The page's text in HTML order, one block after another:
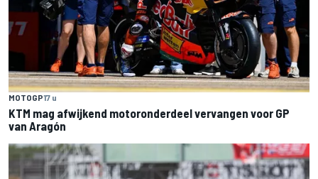
MOTOGP17 u
KTM mag afwijkend motoronderdeel vervangen voor GP
van Aragón